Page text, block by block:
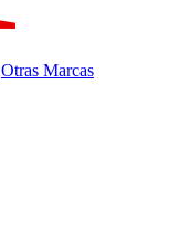
Otras Marcas